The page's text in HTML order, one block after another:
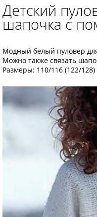
Детский
шапочка с
Модный белый пуловер
Можно также связать
Размеры: 110/116 (122/128)